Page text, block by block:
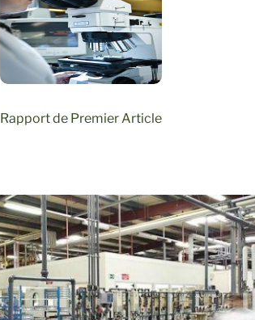
Rapport de Premier Article